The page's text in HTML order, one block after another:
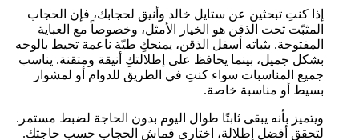
إذا كنتِ تبحثين عن ستايل خالد وأنيق لحجابك، فإن الحجاب
المثبّت تحت الذقن هو الخيار الأمثل، وخصوصاً مع العباية
المفتوحة. بثباته أسفل الذقن، يمنحكِ طيّة ناعمة تحيط بالوجه
بشكل جميل، بينما يحافظ على إطلالتكِ أنيقة ومتقنة. يناسب
جميع المناسبات سواء كنتِ في الطريق للدوام أو لمشوار
بسيط أو مناسبة خاصة.
ويتميز بأنه يبقى ثابتًا طوال اليوم بدون الحاجة لضبط مستمر.
لتحقق أفضل إطلالة، اختاري قماش الحجاب حسب حاجتك.